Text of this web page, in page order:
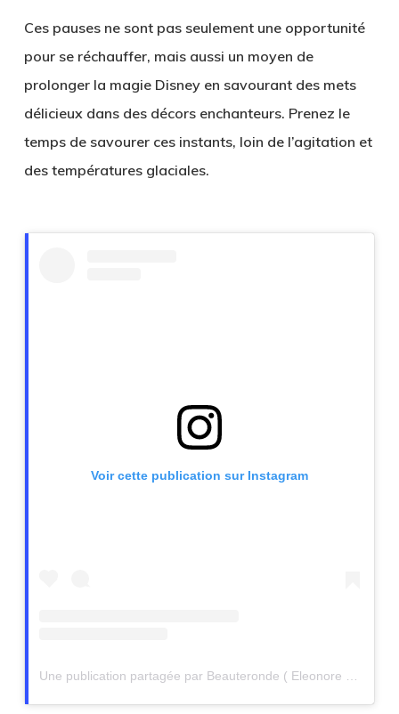
Ces pauses ne sont pas seulement une opportunité
pour se réchauffer, mais aussi un moyen de
prolonger la magie Disney en savourant des mets
délicieux dans des décors enchanteurs. Prenez le
temps de savourer ces instants, loin de l’agitation et
des températures glaciales.
Voir cette publication sur Instagram